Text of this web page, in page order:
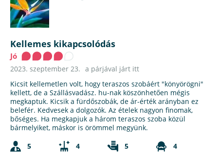
Kellemes kikapcsolódás
Jó
2023. szeptember 23. a párjával járt itt
Kicsit kellemetlen volt, hogy teraszos szobáért "könyörögni"
kellett, de a Szállásvadász. hu-nak köszönhetően mégis
megkaptuk. Kicsik a fürdőszobák, de ár-érték arányban ez
belefér. Kedvesek a dolgozók. Az ételek nagyon finomak,
bőséges. Ha megkapjuk a három teraszos szoba közül
bármelyiket, máskor is örömmel megyünk.
5
4 5
4